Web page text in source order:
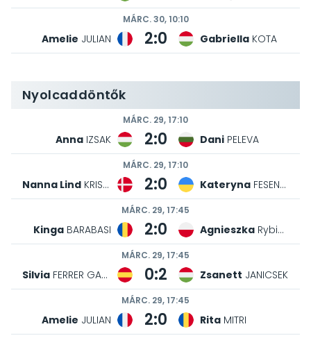
MÁRC. 30, 10:10
Amelie JULIAN 2:0 Gabriella KOTA
Nyolcaddöntők
MÁRC. 29, 17:10
Anna IZSAK 2:0 Dani PELEVA
MÁRC. 29, 17:10
Nanna Lind KRISTENSEN 2:0 Kateryna FESENKO
MÁRC. 29, 17:45
Kinga BARABASI 2:0 Agnieszka Rybicka
MÁRC. 29, 17:45
Silvia FERRER GARCIA 0:2 Zsanett JANICSEK
MÁRC. 29, 17:45
Amelie JULIAN 2:0 Rita MITRI